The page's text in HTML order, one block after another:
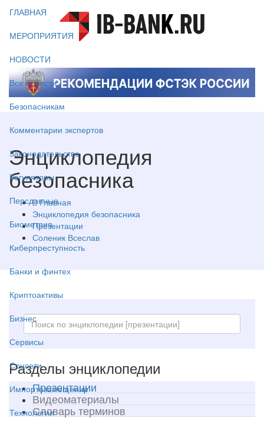
ГЛАВНАЯ
МЕРОПРИЯТИЯ
НОВОСТИ
Все новости
Безопасникам
Комментарии экспертов
Законодательство
Регуляторы
Персданные
Биометрия
Киберпреступность
Банки и финтех
Криптоактивы
Бизнес
Сервисы
Соцсети
Импортозамещение
Технологии
Энциклопедия
безопасника
Главная
Энциклопедия безопасника
Презентации
Соленик Всеслав
Разделы энциклопедии
Презентации
Видеоматериалы
Словарь терминов